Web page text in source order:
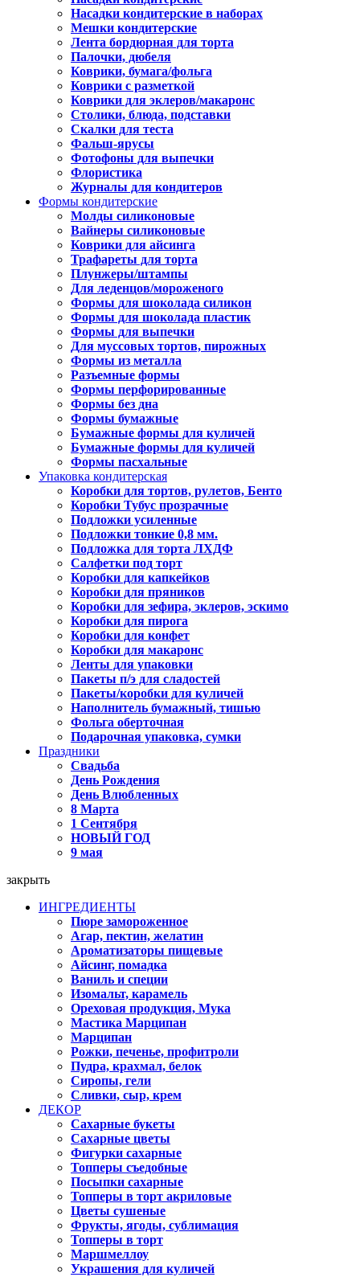
Насадки кондитерские в наборах
Мешки кондитерские
Лента бордюрная для торта
Палочки, дюбеля
Коврики, бумага/фольга
Коврики с разметкой
Коврики для эклеров/макаронс
Столики, блюда, подставки
Скалки для теста
Фальш-ярусы
Фотофоны для выпечки
Флористика
Журналы для кондитеров
Формы кондитерские
Молды силиконовые
Вайнеры силиконовые
Коврики для айсинга
Трафареты для торта
Плунжеры/штампы
Для леденцов/мороженого
Формы для шоколада силикон
Формы для шоколада пластик
Формы для выпечки
Для муссовых тортов, пирожных
Формы из металла
Разъемные формы
Формы перфорированные
Формы без дна
Формы бумажные
Бумажные формы для куличей
Бумажные формы для куличей
Формы пасхальные
Упаковка кондитерская
Коробки для тортов, рулетов, Бенто
Коробки Тубус прозрачные
Подложки усиленные
Подложки тонкие 0,8 мм.
Подложка для торта ЛХДФ
Салфетки под торт
Коробки для капкейков
Коробки для пряников
Коробки для зефира, эклеров, эскимо
Коробки для пирога
Коробки для конфет
Коробки для макаронс
Ленты для упаковки
Пакеты п/э для сладостей
Пакеты/коробки для куличей
Наполнитель бумажный, тишью
Фольга оберточная
Подарочная упаковка, сумки
Праздники
Свадьба
День Рождения
День Влюбленных
8 Марта
1 Сентября
НОВЫЙ ГОД
9 мая
закрыть
ИНГРЕДИЕНТЫ
Пюре замороженное
Агар, пектин, желатин
Ароматизаторы пищевые
Айсинг, помадка
Ваниль и специи
Изомальт, карамель
Ореховая продукция, Мука
Мастика Марципан
Марципан
Рожки, печенье, профитроли
Пудра, крахмал, белок
Сиропы, гели
Сливки, сыр, крем
ДЕКОР
Сахарные букеты
Сахарные цветы
Фигурки сахарные
Топперы съедобные
Посыпки сахарные
Топперы в торт акриловые
Цветы сушеные
Фрукты, ягоды, сублимация
Топперы в торт
Маршмеллоу
Украшения для куличей